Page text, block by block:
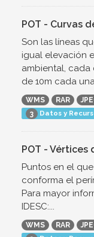
POT - Curvas
Son las líneas
igual elevación
ambiental, cada
de 10m cada
WMS RAR
3 Datos y
POT -
Puntos en el
conforma el
Para mayor
IDESC:...
WMS RAR